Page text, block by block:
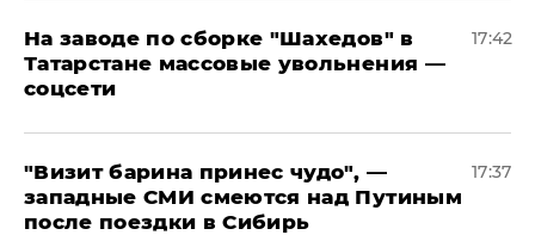
На заводе по сборке "Шахедов" в
Татарстане массовые увольнения —
соцсети
17:42
"Визит барина принес чудо", —
западные СМИ смеются над Путиным
после поездки в Сибирь
17:37